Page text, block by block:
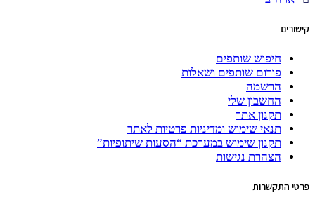
קישורים
חיפוש שותפים
פורום שותפים ושאלות
הרשמה
החשבון שלי
תקנון אתר
תנאי שימוש ומדיניות פרטיות לאתר
תקנון שימוש במערכת “הסעות שיתופיות”
הצהרת נגישות
פרטי התקשרות